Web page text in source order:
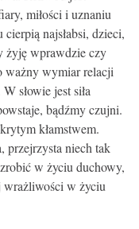
miłości i uznaniu
najsłabsi, dzieci,
żyję wprawdzie czy
ważny wymiar relacji
słowie jest siła
bądźmy czujni.
kłamstwem.
przejrzysta niech tak
w życiu duchowy,
wrażliwości w życiu